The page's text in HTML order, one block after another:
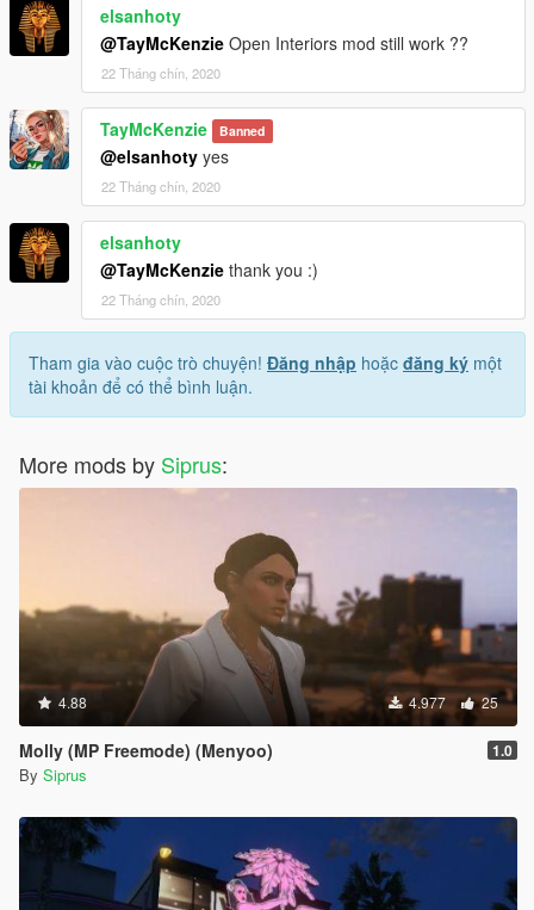
elsanhoty
@TayMcKenzie Open Interiors mod still work ??
22 Tháng chín, 2020
TayMcKenzie Banned
@elsanhoty yes
22 Tháng chín, 2020
elsanhoty
@TayMcKenzie thank you :)
22 Tháng chín, 2020
Tham gia vào cuộc trò chuyện! Đăng nhập hoặc đăng ký một
tài khoản để có thể bình luận.
More mods by Siprus:
4.88 4.977 25
Molly (MP Freemode) (Menyoo) 1.0
By Siprus